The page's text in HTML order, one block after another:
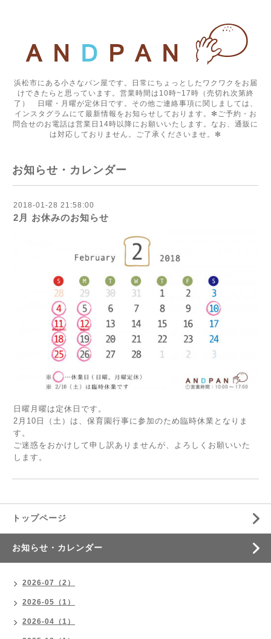
浜松市にある小さなパン屋です。日常にちょっとしたワクワクをお届
けできたらと思っています。営業時間は10時~17時（売切れ次第終
了） 日曜・月曜が定休日です。その他ご連絡事項に関しましては、
インスタグラムにて最新情報をお知らせしております。✻ご予約・お
問合せのお電話は営業日14時以降にお願いいたします。なお、通販に
は対応しておりません。ご了承くださいませ。✻
お知らせ・カレンダー
2018-01-28 21:58:00
2月 お休みのお知らせ
日曜月曜は定休日です。
2月10日（土）は、保育園行事に参加のため臨時休業となりま
す。
ご迷惑をおかけして申し訳ありませんが、よろしくお願いいた
します。
トップページ
お知らせ・カレンダー
2026-07（2）
2026-05（1）
2026-04（1）